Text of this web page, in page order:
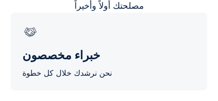
مصلحتك أولاً وأخيراً
خبراء مخصصون
نحن نرشدك خلال كل خطوة